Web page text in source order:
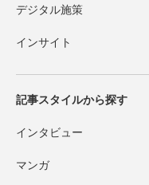
デジタル施策
インサイト
記事スタイルから探す
インタビュー
マンガ